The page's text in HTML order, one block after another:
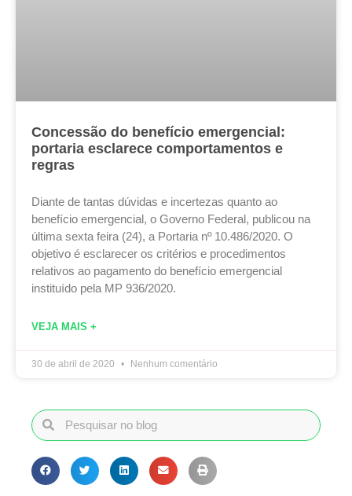
Concessão do benefício emergencial:
portaria esclarece comportamentos e
regras
Diante de tantas dúvidas e incertezas quanto ao
benefício emergencial, o Governo Federal, publicou na
última sexta feira (24), a Portaria nº 10.486/2020. O
objetivo é esclarecer os critérios e procedimentos
relativos ao pagamento do benefício emergencial
instituído pela MP 936/2020.
VEJA MAIS +
30 de abril de 2020 Nenhum comentário